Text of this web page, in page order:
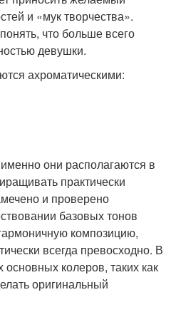
и «мук творчества».
что больше всего
девушки.
ахроматическими:
они располагаются в
практически
и проверено
базовых тонов
композицию,
всегда превосходно. В
колеров, таких как
оригинальный